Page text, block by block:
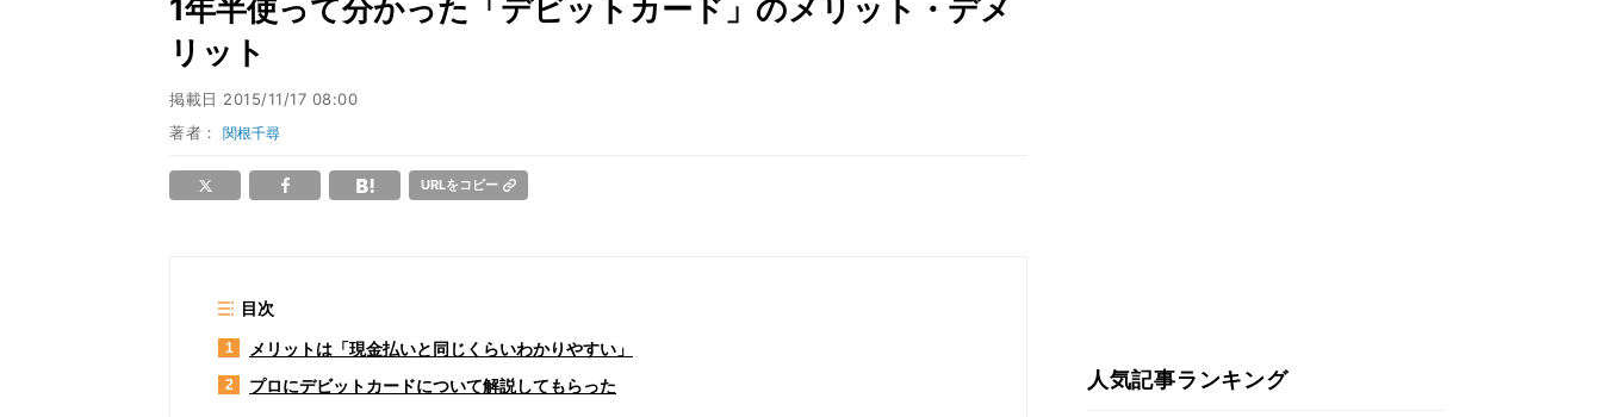
1年半使って分かった「デビットカード」のメリット・デメ
リット
掲載日 2015/11/17 08:00
著者：関根千尋
URLをコピー
目次
1 メリットは「現金払いと同じくらいわかりやすい」
2 プロにデビットカードについて解説してもらった 人気記事ランキング